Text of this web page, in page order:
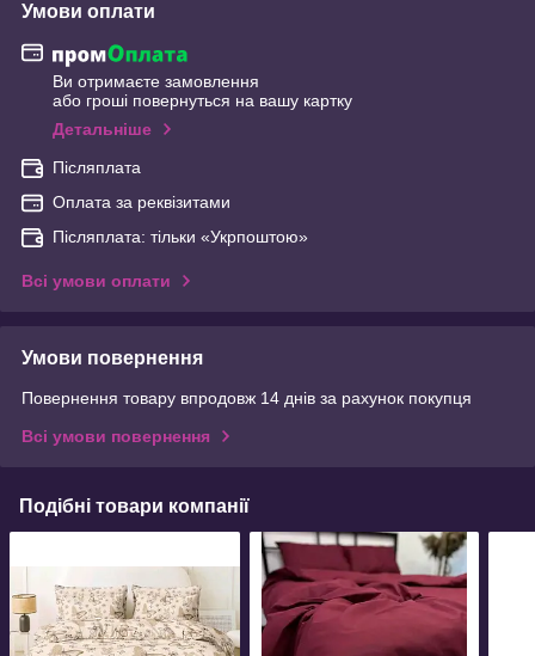
Умови оплати
Ви отримаєте замовлення
або гроші повернуться на вашу картку
Детальніше
Післяплата
Оплата за реквізитами
Післяплата: тільки «Укрпоштою»
Всі умови оплати
Умови повернення
Повернення товару впродовж 14 днів за рахунок покупця
Всі умови повернення
Подібні товари компанії